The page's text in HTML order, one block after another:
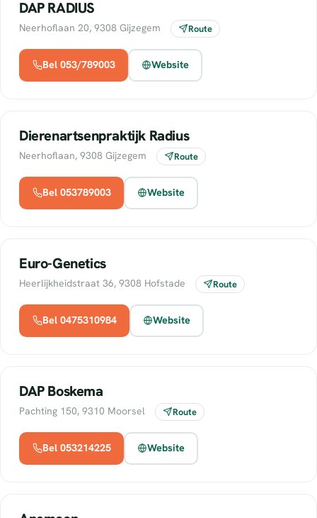
DAP RADIUS
Neerhoflaan 20, 9308 Gijzegem Route
Bel 053/789003 Website
Dierenartsenpraktijk Radius
Neerhoflaan, 9308 Gijzegem Route
Bel 053789003 Website
Euro-Genetics
Heerlijkheidstraat 36, 9308 Hofstade Route
Bel 0475310984 Website
DAP Boskema
Pachting 150, 9310 Moorsel Route
Bel 053214225 Website